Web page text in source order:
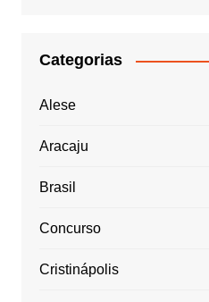
Categorias
Alese
Aracaju
Brasil
Concurso
Cristinápolis